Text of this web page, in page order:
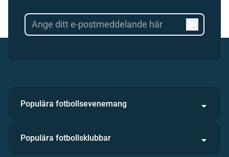
Populära fotbollsevenemang
Populära fotbollsklubbar